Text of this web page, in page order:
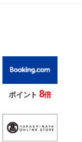
ポイント 8倍